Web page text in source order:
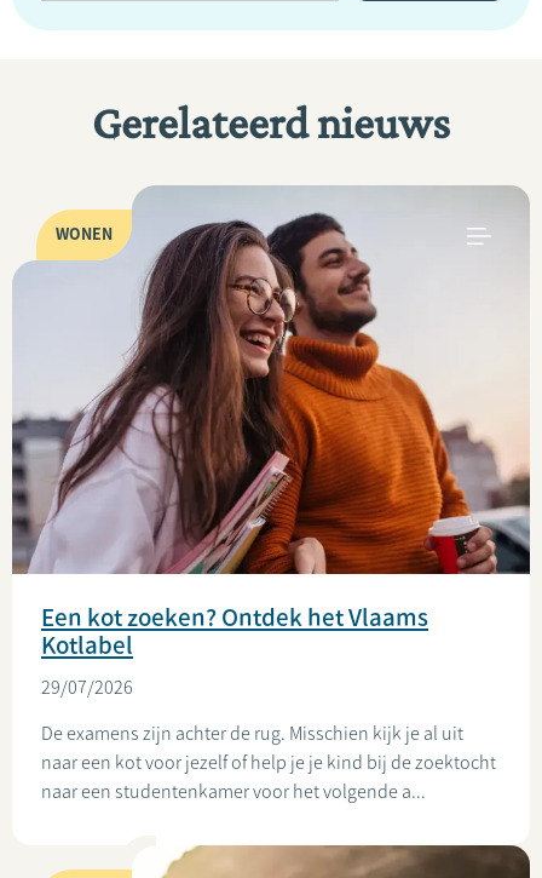
Gerelateerd nieuws
WONEN
Een kot zoeken? Ontdek het Vlaams
Kotlabel
29/07/2026
De examens zijn achter de rug. Misschien kijk je al uit
naar een kot voor jezelf of help je je kind bij de zoektocht
naar een studentenkamer voor het volgende a...